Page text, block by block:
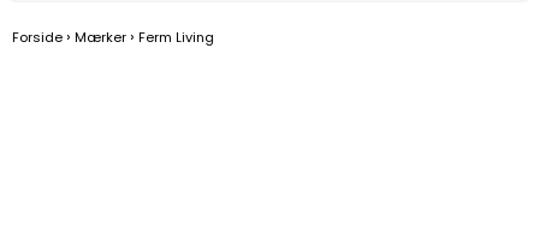
Forside › Mærker › Ferm Living